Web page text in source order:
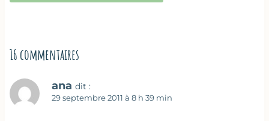
16 commentaires
ana dit :
29 septembre 2011 à 8 h 39 min